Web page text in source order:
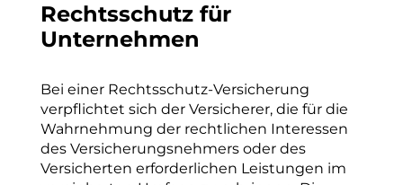
Rechtsschutz für
Unternehmen
Bei einer Rechtsschutz-Versicherung
verpflichtet sich der Versicherer, die für die
Wahrnehmung der rechtlichen Interessen
des Versicherungsnehmers oder des
Versicherten erforderlichen Leistungen im